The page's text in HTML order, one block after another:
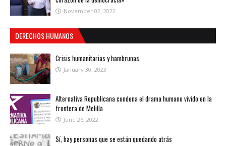
November 02, 2022
DERECHOS HUMANOS
Crisis humanitarias y hambrunas
January 30, 2023
Alternativa Republicana condena el drama humano vivido en la
frontera de Melilla
June 26, 2022
Sí, hay personas que se están quedando atrás